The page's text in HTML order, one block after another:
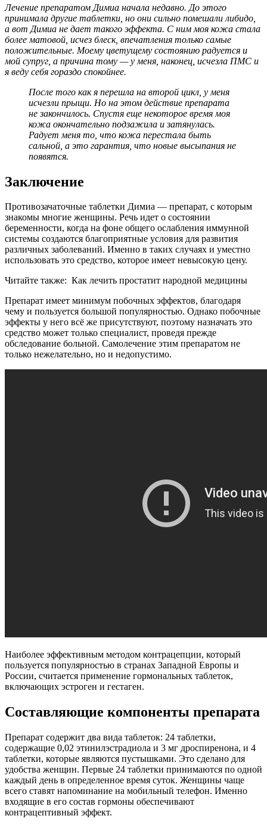
Лечение препаратом Димиа начала недавно. До этого
принимала другие таблетки, но они сильно помешали либидо,
а вот Димиа не дает такого эффекта. С ним моя кожа стала
более матовой, исчез блеск, впечатления только самые
положительные. Моему цветущему состоянию радуется и
мой супруг, а причина тому — у меня, наконец, исчезла ПМС и
я веду себя гораздо спокойнее.
После того как я перешла на второй цикл, у меня
исчезли прыщи. Но на этом действие препарата
не закончилось. Спустя еще некоторое время моя
кожа окончательно подзажила и затянулась.
Радует меня то, что кожа перестала быть
сальной, а это гарантия, что новые высыпания не
появятся.
Заключение
Противозачаточные таблетки Димиа — препарат, с которым
знакомы многие женщины. Речь идет о состоянии
беременности, когда на фоне общего ослабления иммунной
системы создаются благоприятные условия для развития
различных заболеваний. Именно в таких случаях и уместно
использовать это средство, которое имеет невысокую цену.
Читайте также: Как лечить простатит народной медицины
Препарат имеет минимум побочных эффектов, благодаря
чему и пользуется большой популярностью. Однако побочные
эффекты у него всё же присутствуют, поэтому назначать это
средство может только специалист, проведя прежде
обследование больной. Самолечение этим препаратом не
только нежелательно, но и недопустимо.
Наиболее эффективным методом контрацепции, который
пользуется популярностью в странах Западной Европы и
России, считается применение гормональных таблеток,
включающих эстроген и гестаген.
Составляющие компоненты препарата
Препарат содержит два вида таблеток: 24 таблетки,
содержащие 0,02 этинилэстрадиола и 3 мг дроспиренона, и 4
таблетки, которые являются пустышками. Это сделано для
удобства женщин. Первые 24 таблетки принимаются по одной
каждый день в определенное время суток. Женщины чаще
всего ставят напоминание на мобильный телефон. Именно
входящие в его состав гормоны обеспечивают
контрацептивный эффект.